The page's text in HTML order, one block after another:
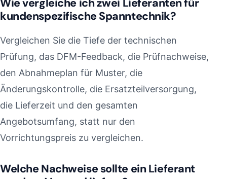
Wie vergleiche ich zwei Lieferanten für
kundenspezifische Spanntechnik?
Vergleichen Sie die Tiefe der technischen
Prüfung, das DFM-Feedback, die Prüfnachweise,
den Abnahmeplan für Muster, die
Änderungskontrolle, die Ersatzteilversorgung,
die Lieferzeit und den gesamten
Angebotsumfang, statt nur den
Vorrichtungspreis zu vergleichen.
Welche Nachweise sollte ein Lieferant